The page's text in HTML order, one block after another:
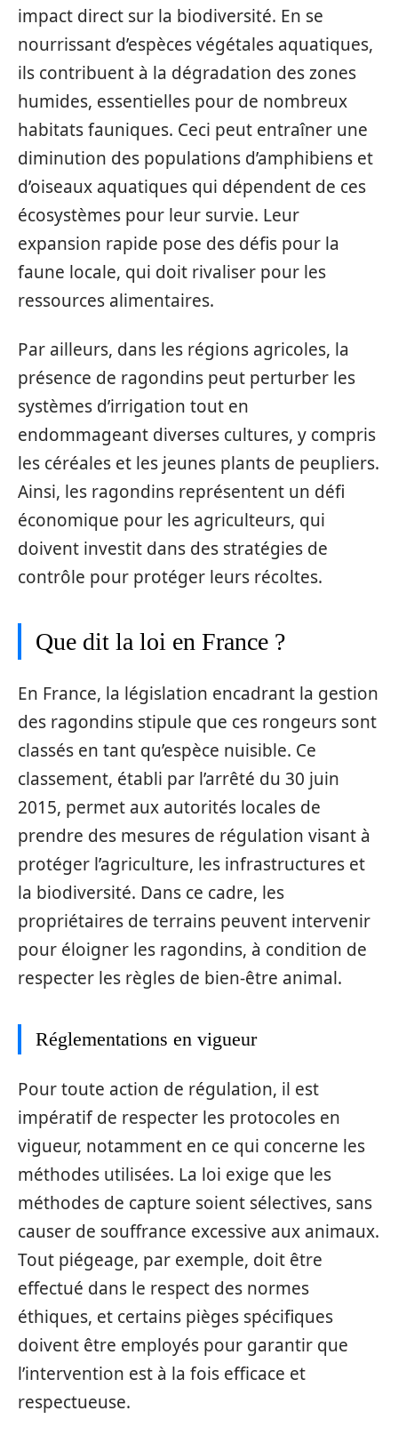
impact direct sur la biodiversité. En se
nourrissant d’espèces végétales aquatiques,
ils contribuent à la dégradation des zones
humides, essentielles pour de nombreux
habitats fauniques. Ceci peut entraîner une
diminution des populations d’amphibiens et
d’oiseaux aquatiques qui dépendent de ces
écosystèmes pour leur survie. Leur
expansion rapide pose des défis pour la
faune locale, qui doit rivaliser pour les
ressources alimentaires.
Par ailleurs, dans les régions agricoles, la
présence de ragondins peut perturber les
systèmes d’irrigation tout en
endommageant diverses cultures, y compris
les céréales et les jeunes plants de peupliers.
Ainsi, les ragondins représentent un défi
économique pour les agriculteurs, qui
doivent investit dans des stratégies de
contrôle pour protéger leurs récoltes.
Que dit la loi en France ?
En France, la législation encadrant la gestion
des ragondins stipule que ces rongeurs sont
classés en tant qu’espèce nuisible. Ce
classement, établi par l’arrêté du 30 juin
2015, permet aux autorités locales de
prendre des mesures de régulation visant à
protéger l’agriculture, les infrastructures et
la biodiversité. Dans ce cadre, les
propriétaires de terrains peuvent intervenir
pour éloigner les ragondins, à condition de
respecter les règles de bien-être animal.
Réglementations en vigueur
Pour toute action de régulation, il est
impératif de respecter les protocoles en
vigueur, notamment en ce qui concerne les
méthodes utilisées. La loi exige que les
méthodes de capture soient sélectives, sans
causer de souffrance excessive aux animaux.
Tout piégeage, par exemple, doit être
effectué dans le respect des normes
éthiques, et certains pièges spécifiques
doivent être employés pour garantir que
l’intervention est à la fois efficace et
respectueuse.